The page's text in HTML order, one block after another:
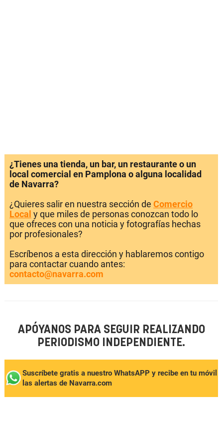
¿Tienes una tienda, un bar, un restaurante o un
local comercial en Pamplona o alguna localidad
de Navarra?
¿Quieres salir en nuestra sección de Comercio
Local y que miles de personas conozcan todo lo
que ofreces con una noticia y fotografías hechas
por profesionales?
Escríbenos a esta dirección y hablaremos contigo
para contactar cuando antes:
contacto@navarra.com
APÓYANOS PARA SEGUIR REALIZANDO
PERIODISMO INDEPENDIENTE.
Suscríbete gratis a nuestro WhatsAPP y recibe en tu móvil
las alertas de Navarra.com